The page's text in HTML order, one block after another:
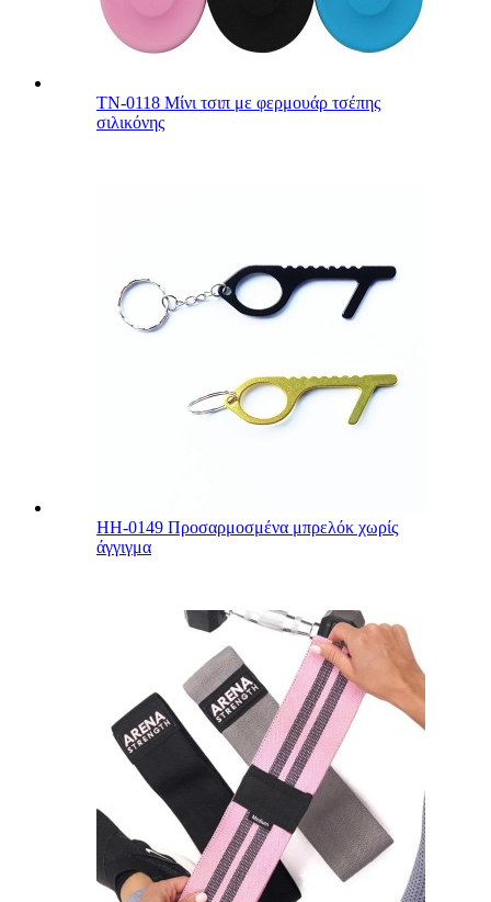
TN-0118 Μίνι τσιπ με φερμουάρ τσέπης
σιλικόνης
HH-0149 Προσαρμοσμένα μπρελόκ χωρίς
άγγιγμα